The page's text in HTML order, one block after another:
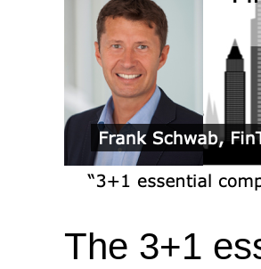
The 3+1